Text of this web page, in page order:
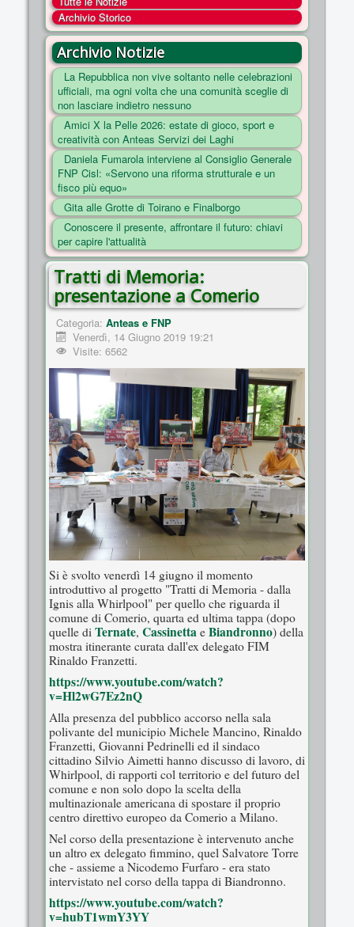
COSA FACCIAMO
ENTI
NOTIZIE
ESSENZIALI
MAPPA DEL SITO
CONVENZIONI
FOTO
SOCIAL
Archivio Storico
Archivio Notizie
La Repubblica non vive soltanto nelle celebrazioni
ufficiali, ma ogni volta che una comunità sceglie di
non lasciare indietro nessuno
Amici X la Pelle 2026: estate di gioco, sport e
creatività con Anteas Servizi dei Laghi
Daniela Fumarola interviene al Consiglio Generale
FNP Cisl: «Servono una riforma strutturale e un
fisco più equo»
Gita alle Grotte di Toirano e Finalborgo
Conoscere il presente, affrontare il futuro: chiavi
per capire l'attualità
Tratti di Memoria:
presentazione a Comerio
Categoria: Anteas e FNP
Venerdì, 14 Giugno 2019 19:21
Visite: 6562
Si è svolto venerdì 14 giugno il momento
introduttivo al progetto "Tratti di Memoria - dalla
Ignis alla Whirlpool" per quello che riguarda il
comune di Comerio, quarta ed ultima tappa (dopo
quelle di Ternate, Cassinetta e Biandronno) della
mostra itinerante curata dall'ex delegato FIM
Rinaldo Franzetti.
https://www.youtube.com/watch?
v=Hl2wG7Ez2nQ
Alla presenza del pubblico accorso nella sala
polivante del municipio Michele Mancino, Rinaldo
Franzetti, Giovanni Pedrinelli ed il sindaco
cittadino Silvio Aimetti hanno discusso di lavoro, di
Whirlpool, di rapporti col territorio e del futuro del
comune e non solo dopo la scelta della
multinazionale americana di spostare il proprio
centro direttivo europeo da Comerio a Milano.
Nel corso della presentazione è intervenuto anche
un altro ex delegato fimmino, quel Salvatore Torre
che - assieme a Nicodemo Furfaro - era stato
intervistato nel corso della tappa di Biandronno.
https://www.youtube.com/watch?
v=hubT1wmY3YY